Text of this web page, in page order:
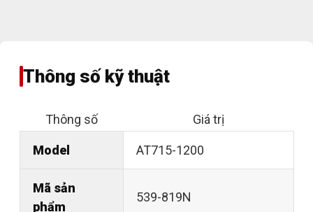
Thông số kỹ thuật
Thông số Giá trị
Model AT715-1200
Mã sản
phẩm
539-819N